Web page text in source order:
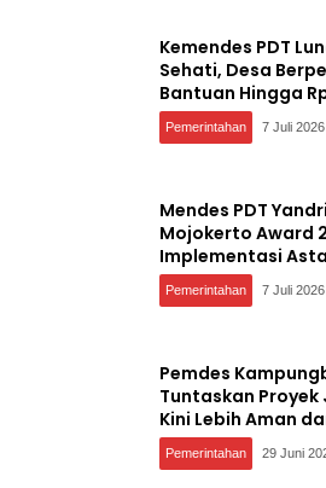
Kemendes PDT
Sehati, Desa
Bantuan Hingga
Pemerintahan 7 Juli 2026
Mendes PDT
Mojokerto Award
Implementasi
Pemerintahan 7 Juli 2026
Pemdes
Tuntaskan Proyek
Kini Lebih Aman
Pemerintahan 29 Juni